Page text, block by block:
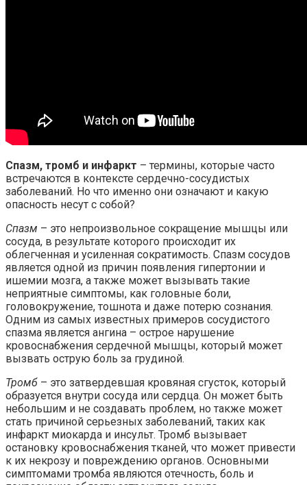
Спазм, тромб и инфаркт – термины, которые часто
встречаются в контексте сердечно-сосудистых
заболеваний. Но что именно они означают и какую
опасность несут с собой?
Спазм – это непроизвольное сокращение мышцы или
сосуда, в результате которого происходит их
облегченная и усиленная сократимость. Спазм сосудов
является одной из причин появления гипертонии и
ишемии мозга, а также может вызывать такие
неприятные симптомы, как головные боли,
головокружение, тошнота и даже потерю сознания.
Одним из самых известных примеров сосудистого
спазма является ангина – острое нарушение
кровоснабжения сердечной мышцы, который может
вызвать острую боль за грудиной.
Тромб – это затвердевшая кровяная сгусток, который
образуется внутри сосуда или сердца. Он может быть
небольшим и не создавать проблем, но также может
стать причиной серьезных заболеваний, таких как
инфаркт миокарда и инсульт. Тромб вызывает
остановку кровоснабжения тканей, что может привести
к их некрозу и повреждению органов. Основными
симптомами тромба являются отечность, боль и